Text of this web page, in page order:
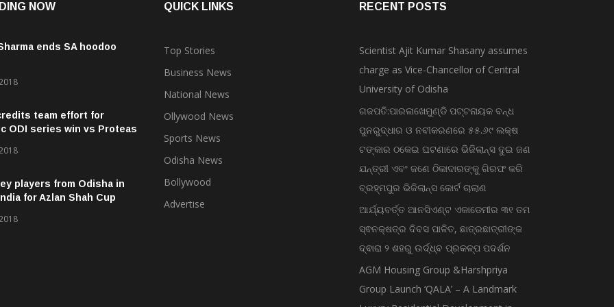
NOW
ends SA hoodoo
team effort for
ODI series win vs Proteas
players from Odisha in
for Azlan Shah Cup
QUICK LINKS
Top Stories
Business News
National News
Ollywood News
Sports News
Odisha News
Bollywood
Advertise
RECENT POSTS
Scientist Ajit Kumar Shasany assumes
charge as Vice-Chancellor of Central
University of Odisha
ଗଜପତି:ପାରଳାଖେମୁଣ୍ଡି ପଟ୍ଟନାୟକ ବନ୍ଧ
ପୁନରୁଦ୍ଧାର ଓ ନବୀକରଣରେ ୫୫.୬୯ ଲକ୍ଷ
ଟଙ୍କାର ଠକେଇ ଘଟଣାରେ ଭିଜିଲାନ୍ସ ଦୁଇ ଜଣ
ଯନ୍ତ୍ରୀ ଏବଂ ଜଣେ ଠିକାଦାରଙ୍କୁ ଗିରଫ କରି
ବ୍ରହ୍ମପୁର ଭିଜିଲାନ୍ସ କୋର୍ଟ ଚାଲାଣ
ଆର୍ଯ୍ୟବର୍ତ୍ତ ଆନସିଏଣ୍ଟ ଏକାଡେମୀର ୩୧ ତମ
ସ୍ଵନକ୍ଷତ୍ର ଦିବସ ପାଳିତ, ଛାତ୍ରଛାତ୍ରୀଙ୍କ
ଦ୍ଵାରା ୨ ଶହରୁ ଉର୍ଦ୍ଧ୍ବ ପ୍ରକଳ୍ପ ପଦର୍ଶନ
AGM Housing Group &Harshpriya
Group Launch ‘QALA’ – A Landmark